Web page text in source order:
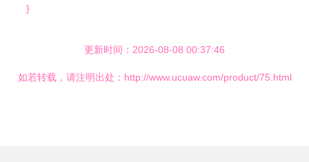
}
更新时间：2026-08-08 00:37:46
如若转载，请注明出处：http://www.ucuaw.com/product/75.html